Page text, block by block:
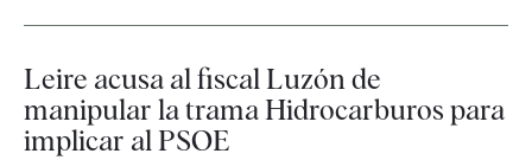
Leire acusa al fiscal Luzón de
manipular la trama Hidrocarburos para
implicar al PSOE